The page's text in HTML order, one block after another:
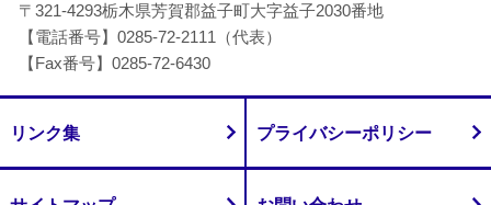
〒321-4293栃木県芳賀郡益子町大字益子2030番地
【電話番号】0285-72-2111（代表）
【Fax番号】0285-72-6430
リンク集 プライバシーポリシー